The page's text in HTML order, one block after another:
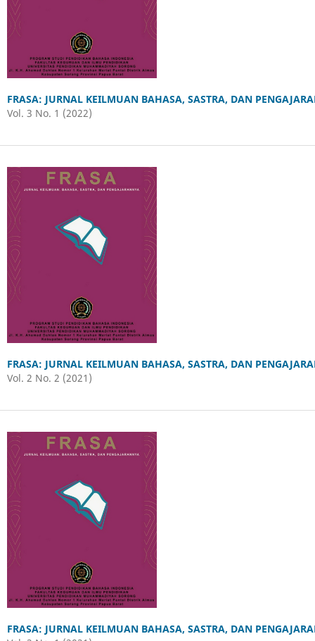
FRASA: JURNAL KEILMUAN BAHASA, SASTRA, DAN
Vol. 3 No. 1 (2022)
FRASA: JURNAL KEILMUAN BAHASA, SASTRA, DAN
Vol. 2 No. 2 (2021)
FRASA: JURNAL KEILMUAN BAHASA, SASTRA, DAN